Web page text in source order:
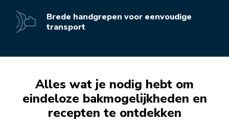
Brede handgrepen voor eenvoudige
transport
Alles wat je nodig hebt om
eindeloze bakmogelijkheden en
recepten te ontdekken